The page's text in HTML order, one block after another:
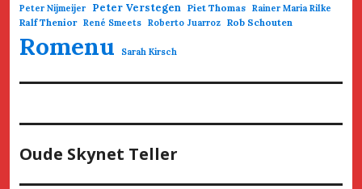
Peter Nijmeijer Peter Verstegen Piet Thomas Rainer Maria Rilke
Ralf Thenior René Smeets Roberto Juarroz Rob Schouten
Romenu Sarah Kirsch
Oude Skynet Teller